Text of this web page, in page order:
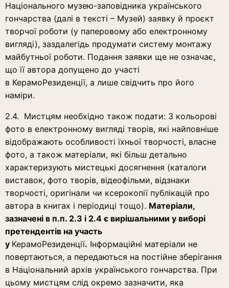
Національного музею-заповідника українського
гончарства (далі в тексті – Музей) заявку й проєкт
творчої роботи (у паперовому або електронному
вигляді), заздалегідь продумати систему монтажу
майбутньої роботи. Подання заявки ще не означає,
що її автора допущено до участі
в КерамоРезиденції, а лише свідчить про його
наміри.
2.4. Мистцям необхідно також подати: 3 кольорові
фото в електронному вигляді творів, які найповніше
відображають особливості їхньої творчості, власне
фото, а також матеріали, які більш детально
характеризують мистецькі досягнення (каталоги
виставок, фото творів, відеофільми, відзнаки
творчості, оригінали чи ксерокопії публікацій про
автора в книгах і періодиці тощо). Матеріали,
зазначені в п.п. 2.3 і 2.4 є вирішальними у виборі
претендентів на участь
у КерамоРезиденції. Інформаційні матеріали не
повертаються, а передаються на постійне зберігання
в Національний архів українського гончарства. При
цьому мистцям слід окремо зазначити, яка